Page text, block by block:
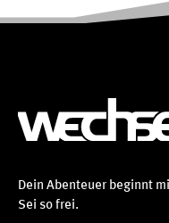
Dein Abenteuer beginnt
Sei so frei.